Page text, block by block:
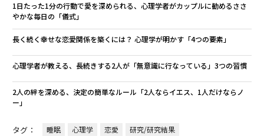
1日たった1分の行動で愛を深められる、心理学者がカップルに勧めるささ
やかな毎日の「儀式」
長く続く幸せな恋愛関係を築くには？ 心理学が明かす「4つの要素」
心理学者が教える、長続きする2人が「無意識に行なっている」3つの習慣
2人の絆を深める、決定の簡単なルール「2人ならイエス、1人だけならノ
ー」
タグ： 睡眠 心理学 恋愛 研究/研究結果